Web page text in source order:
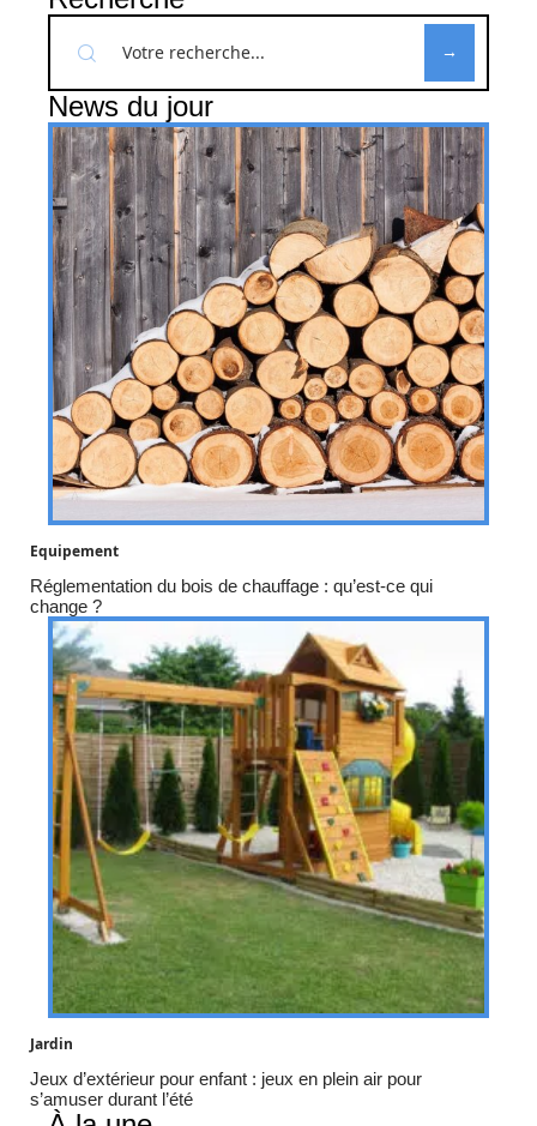
News du jour
Equipement
Réglementation du bois de chauffage : qu’est-ce qui
change ?
Jardin
Jeux d’extérieur pour enfant : jeux en plein air pour
s’amuser durant l’été